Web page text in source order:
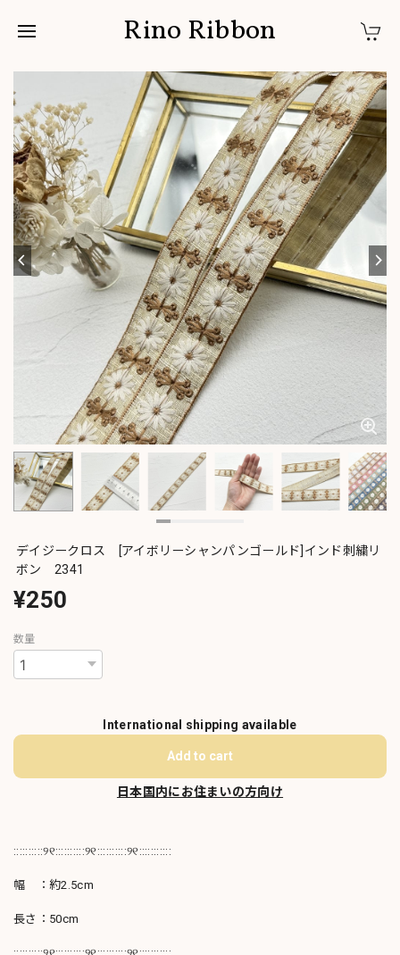
Rino Ribbon
デイジークロス [アイボリーシャンパンゴールド]インド刺繍リ
ボン 2341
¥250
数量
International shipping available
Add to cart
日本国内にお住まいの方向け
::::::::::୨୧::::::::::୨୧::::::::::୨୧:::::::::::
幅 ：約2.5cm
長さ：50cm